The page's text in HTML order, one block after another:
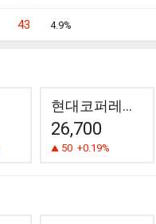
43 4.9%
현대코퍼레이션
26,700
50 +0.19%